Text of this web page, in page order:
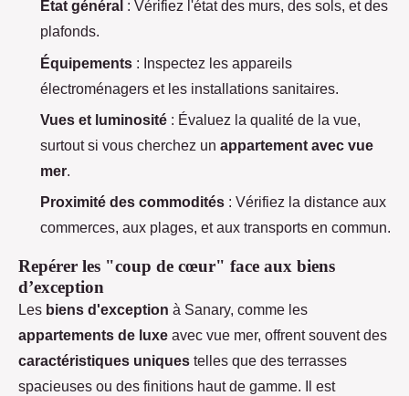
État général : Vérifiez l'état des murs, des sols, et des
plafonds.
Équipements : Inspectez les appareils
électroménagers et les installations sanitaires.
Vues et luminosité : Évaluez la qualité de la vue,
surtout si vous cherchez un appartement avec vue
mer.
Proximité des commodités : Vérifiez la distance aux
commerces, aux plages, et aux transports en commun.
Repérer les "coup de cœur" face aux biens
d’exception
Les biens d'exception à Sanary, comme les
appartements de luxe avec vue mer, offrent souvent des
caractéristiques uniques telles que des terrasses
spacieuses ou des finitions haut de gamme. Il est